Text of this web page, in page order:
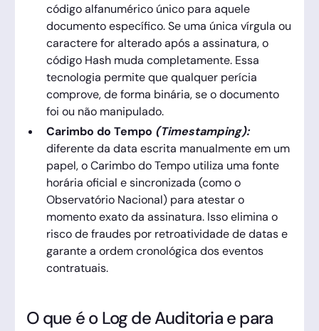
código alfanumérico único para aquele
documento específico. Se uma única vírgula ou
caractere for alterado após a assinatura, o
código Hash muda completamente. Essa
tecnologia permite que qualquer perícia
comprove, de forma binária, se o documento
foi ou não manipulado.
Carimbo do Tempo (Timestamping):
diferente da data escrita manualmente em um
papel, o Carimbo do Tempo utiliza uma fonte
horária oficial e sincronizada (como o
Observatório Nacional) para atestar o
momento exato da assinatura. Isso elimina o
risco de fraudes por retroatividade de datas e
garante a ordem cronológica dos eventos
contratuais.
O que é o Log de Auditoria e para